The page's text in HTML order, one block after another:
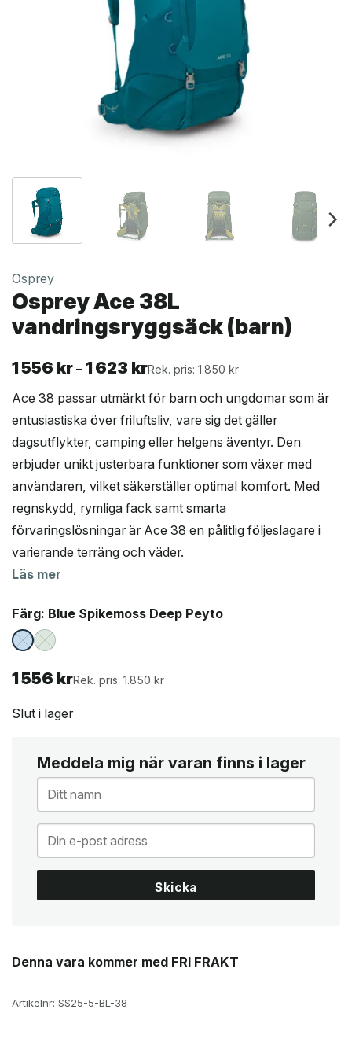
Osprey
Osprey Ace 38L
vandringsryggsäck (barn)
1 556 kr – 1 623 krPrisintervall:
556 kr
till
1
623 kr
Rek. pris: 1.850 kr
Ace 38 passar utmärkt för barn och ungdomar som är
entusiastiska över friluftsliv, vare sig det gäller
dagsutflykter, camping eller helgens äventyr. Den
erbjuder unikt justerbara funktioner som växer med
användaren, vilket säkerställer optimal komfort. Med
regnskydd, rymliga fack samt smarta
förvaringslösningar är Ace 38 en pålitlig följeslagare i
varierande terräng och väder.
Läs mer
Färg: Blue Spikemoss Deep Peyto
1 556 krRek. pris: 1.850 kr
Slut i lager
Meddela mig när varan finns i lager
Skicka
Denna vara kommer med FRI FRAKT
Artikelnr: SS25-5-BL-38